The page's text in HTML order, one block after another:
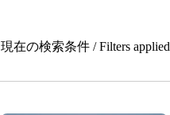
現在の検索条件 / Filters applied